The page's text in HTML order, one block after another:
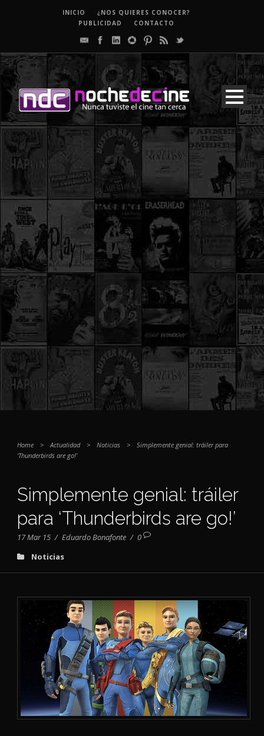
INICIO
¿NOS QUIERES CONOCER?
PUBLICIDAD
CONTACTO
Home > Actualidad > Noticias >
Simplemente genial: tráiler para
‘Thunderbirds are go!’
Simplemente genial: tráiler
para ‘Thunderbirds are go!’
17 Mar 15 / Eduardo Bonafonte / 0
Noticias